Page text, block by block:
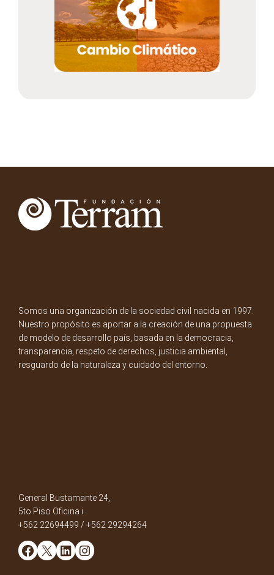
Somos una organización de la sociedad civil nacida en 1997.
Nuestro propósito es aportar a la creación de una propuesta
de modelo de desarrollo país, basada en la democracia,
transparencia, respeto de derechos, justicia ambiental,
resguardo de la naturaleza y cuidado del entorno.
General Bustamante 24,
5to Piso Oficina i.
+562 22694499 / +562 29294264